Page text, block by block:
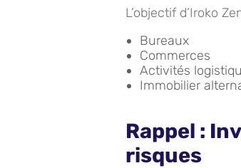
L’objectif d’Iroko
Bureaux
Commerces
Activités
Immobilier
Rappel :
risques